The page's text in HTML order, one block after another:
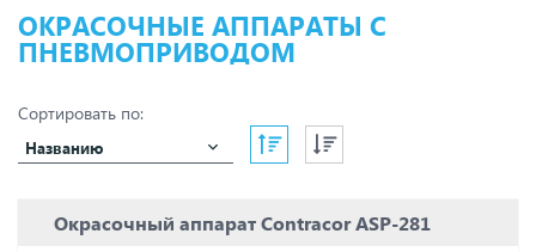
ОКРАСОЧНЫЕ АППАРАТЫ С
ПНЕВМОПРИВОДОМ
Сортировать по:
Названию
Окрасочный аппарат Contracor ASP-281